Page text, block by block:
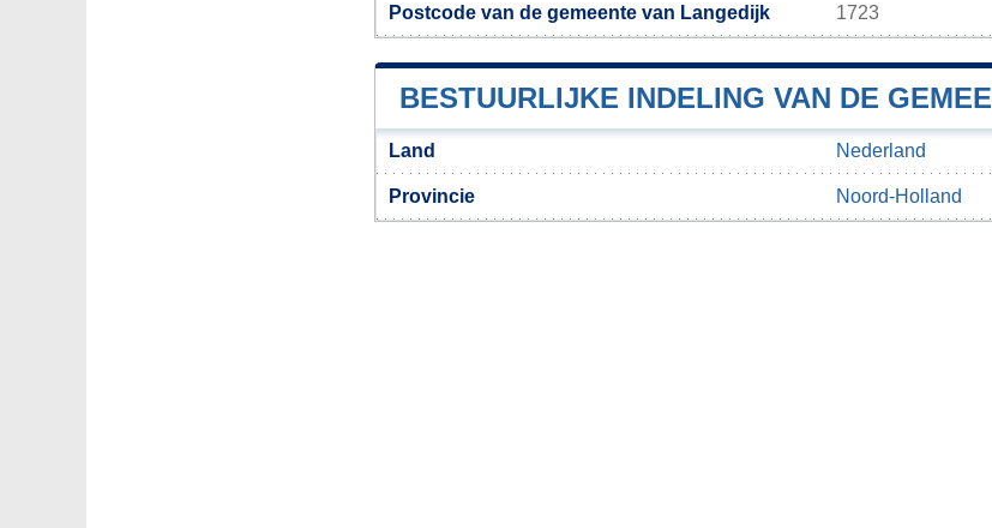
Postcode van de gemeente van Langedijk 1723
BESTUURLIJKE INDELING VAN DE
Land Nederland
Provincie Noord-Holland